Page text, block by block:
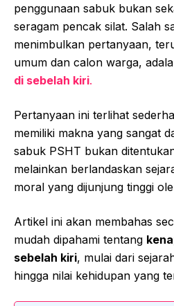
penggunaan sabuk bukan
seragam pencak silat. Salah
menimbulkan pertanyaan,
umum dan calon warga,
di sebelah kiri.
Pertanyaan ini terlihat
memiliki makna yang sangat
sabuk PSHT bukan
melainkan berlandaskan
moral yang dijunjung tinggi
Artikel ini akan membahas
mudah dipahami tentang
sebelah kiri, mulai dari
hingga nilai kehidupan yang